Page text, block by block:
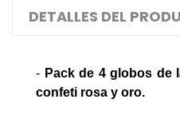
DETALLES DEL
- Pack de 4 globos de
confeti rosa y oro.